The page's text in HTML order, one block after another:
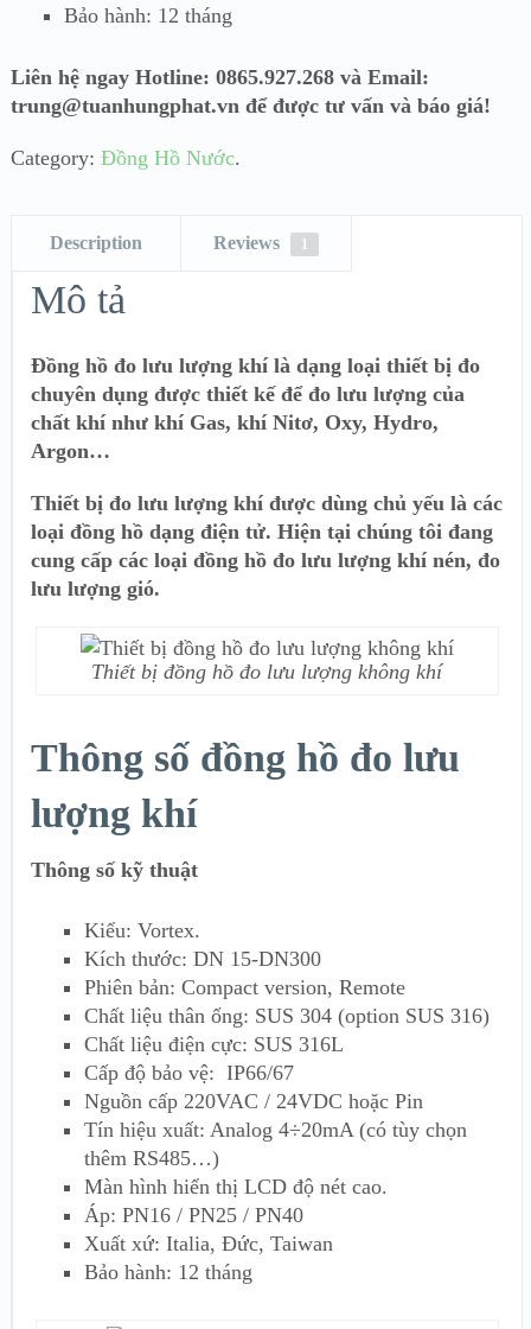
Bảo hành: 12 tháng
Liên hệ ngay Hotline: 0865.927.268 và Email:
trung@tuanhungphat.vn để được tư vấn và báo giá!
Category: Đồng Hồ Nước.
Description Reviews 1
Mô tả
Đồng hồ đo lưu lượng khí là dạng loại thiết bị đo
chuyên dụng được thiết kế để đo lưu lượng của
chất khí như khí Gas, khí Nitơ, Oxy, Hydro,
Argon…
Thiết bị đo lưu lượng khí được dùng chủ yếu là các
loại đồng hồ dạng điện tử. Hiện tại chúng tôi đang
cung cấp các loại đồng hồ đo lưu lượng khí nén, đo
lưu lượng gió.
Thiết bị đồng hồ đo lưu lượng không khí
Thông số đồng hồ đo lưu
lượng khí
Thông số kỹ thuật
Kiểu: Vortex.
Kích thước: DN 15-DN300
Phiên bản: Compact version, Remote
Chất liệu thân ống: SUS 304 (option SUS 316)
Chất liệu điện cực: SUS 316L
Cấp độ bảo vệ: IP66/67
Nguồn cấp 220VAC / 24VDC hoặc Pin
Tín hiệu xuất: Analog 4÷20mA (có tùy chọn
thêm RS485…)
Màn hình hiển thị LCD độ nét cao.
Áp: PN16 / PN25 / PN40
Xuất xứ: Italia, Đức, Taiwan
Bảo hành: 12 tháng